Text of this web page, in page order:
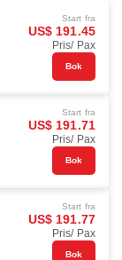
Start fra
US$ 191.45
Pris/ Pax
Bok
Start fra
US$ 191.71
Pris/ Pax
Bok
Start fra
US$ 191.77
Pris/ Pax
Bok